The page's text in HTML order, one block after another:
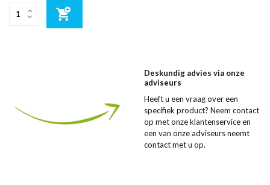
Deskundig advies via onze
adviseurs
Heeft u een vraag over een
specifiek product? Neem contact
op met onze klantenservice en
een van onze adviseurs neemt
contact met u op.